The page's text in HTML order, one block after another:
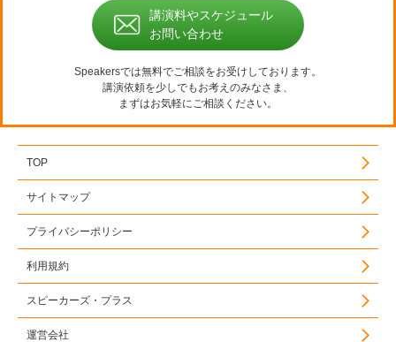
講演料やスケジュール
お問い合わせ
Speakersでは無料でご相談をお受けしております。
講演依頼を少しでもお考えのみなさま、
まずはお気軽にご相談ください。
TOP
サイトマップ
プライバシーポリシー
利用規約
スピーカーズ・プラス
運営会社